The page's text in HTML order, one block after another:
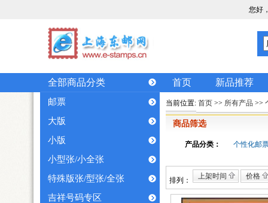
您好
全部商品分类 首页 新品推荐
邮票
大版
小版
小型张/小全张
特殊版张/型张/全张
吉祥号码专区
当前位置: 首页 >> 所有产品 >>
商品筛选
产品分类： 个性化邮
排列： 上架时间 价格